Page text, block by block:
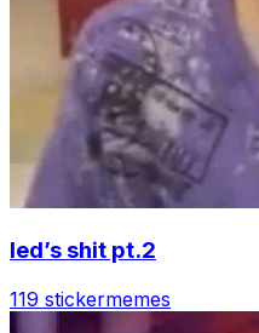
led’s shit pt.2
119 stickermemes